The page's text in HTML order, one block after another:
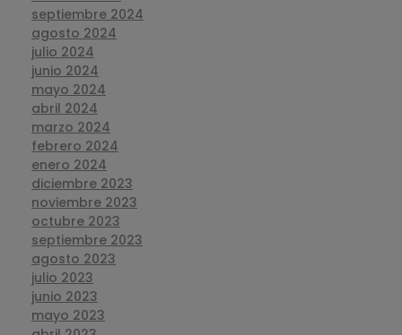
septiembre 2024
agosto 2024
julio 2024
junio 2024
mayo 2024
abril 2024
marzo 2024
febrero 2024
enero 2024
diciembre 2023
noviembre 2023
octubre 2023
septiembre 2023
agosto 2023
julio 2023
junio 2023
mayo 2023